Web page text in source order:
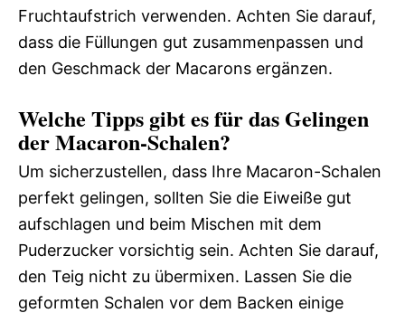
Fruchtaufstrich verwenden. Achten Sie darauf,
dass die Füllungen gut zusammenpassen und
den Geschmack der Macarons ergänzen.
Welche Tipps gibt es für das Gelingen
der Macaron-Schalen?
Um sicherzustellen, dass Ihre Macaron-Schalen
perfekt gelingen, sollten Sie die Eiweiße gut
aufschlagen und beim Mischen mit dem
Puderzucker vorsichtig sein. Achten Sie darauf,
den Teig nicht zu übermixen. Lassen Sie die
geformten Schalen vor dem Backen einige